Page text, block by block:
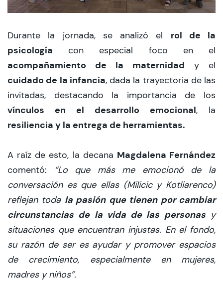
Durante la jornada, se analizó el rol de la
psicología con especial foco en el
acompañamiento de la maternidad y el
cuidado de la infancia, dada la trayectoria de las
invitadas, destacando la importancia de los
vínculos en el desarrollo emocional, la
resiliencia y la entrega de herramientas.
A raíz de esto, la decana Magdalena Fernández
comentó:
“Lo que más me emocionó de la
conversación es que ellas (Milicic y Kotliarenco)
reflejan toda la pasión que tienen por cambiar
circunstancias de la vida de las personasy
situaciones que encuentran injustas. En el fondo,
su razón de ser es ayudar y promover espacios
de crecimiento, especialmente en mujeres,
madres y niños”.